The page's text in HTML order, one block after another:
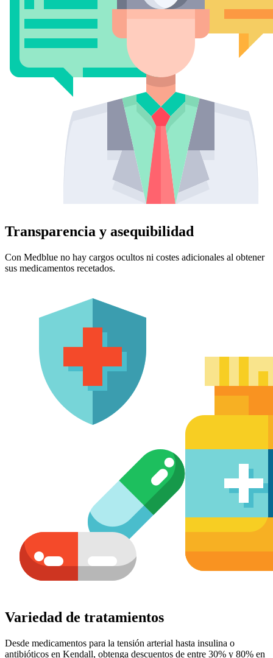
Transparencia y asequibilidad
Con Medblue no hay cargos ocultos ni costes adicionales al obtener
sus medicamentos recetados.
Variedad de tratamientos
Desde medicamentos para la tensión arterial hasta insulina o
antibióticos en Kendall, obtenga descuentos de entre 30% y 80% en